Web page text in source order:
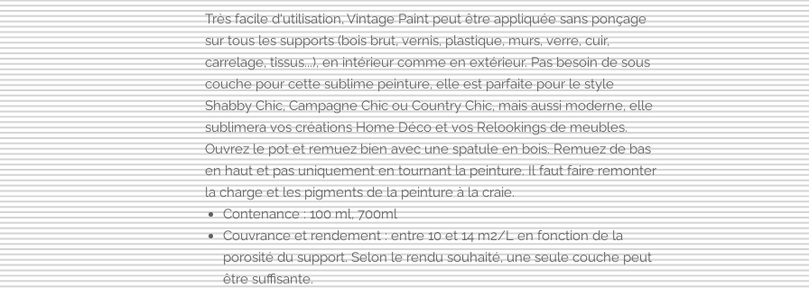
Très facile d'utilisation, Vintage Paint peut être appliquée sans ponçage
sur tous les supports (bois brut, vernis, plastique, murs, verre, cuir,
carrelage, tissus...), en intérieur comme en extérieur. Pas besoin de sous
couche pour cette sublime peinture, elle est parfaite pour le style
Shabby Chic, Campagne Chic ou Country Chic, mais aussi moderne, elle
sublimera vos créations Home Déco et vos Relookings de meubles.
Ouvrez le pot et remuez bien avec une spatule en bois. Remuez de bas
en haut et pas uniquement en tournant la peinture. Il faut faire remonter
la charge et les pigments de la peinture à la craie.
Contenance : 100 ml, 700ml
Couvrance et rendement : entre 10 et 14 m2/L en fonction de la
porosité du support. Selon le rendu souhaité, une seule couche peut
être suffisante.
qualité certifiée
Certifiée Ecolabel
peinture Vintage
écoresponsable,
de votre santé.
sans ammoniaque,
normes
sécurité de la santé
un très faible
organiques
dans le respect
cette peinture est